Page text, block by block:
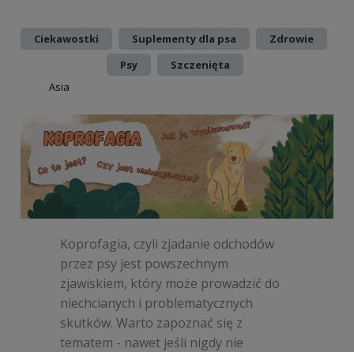
Ciekawostki
Suplementy dla psa Zdrowie
Psy
Szczenięta
Asia
Koprofagia, czyli zjadanie odchodów
przez psy jest powszechnym
zjawiskiem, który może prowadzić do
niechcianych i problematycznych
skutków. Warto zapoznać się z
tematem - nawet jeśli nigdy nie